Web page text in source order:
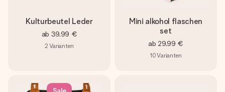
Kulturbeutel Leder
ab 39,99 €
2 Varianten
Mini alkohol flaschen
set
ab 29,99 €
10Varianten